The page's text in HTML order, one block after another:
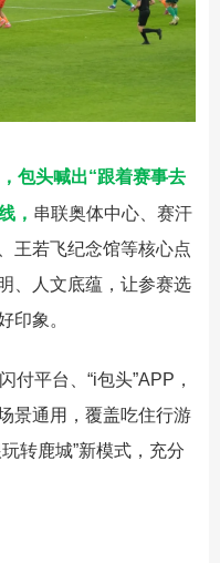
包头喊出“跟着赛事去
， 串联奥体中心、赛汗
王若飞纪念馆等核心点
、人文底蕴，让参赛选
印象。
付平台、“i包头”APP，
景通用，覆盖吃住行游
转鹿城”新模式，充分